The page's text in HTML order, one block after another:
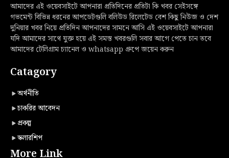
আমাদের এই ওয়েবসাইটে আপনারা প্রতিদিনের প্রতিটা কি খবর সেইসঙ্গে
গভমেন্ট বিভিন্ন ধরনের আপডেটগুলি বলিউড রিলেটেড বেশ কিছু নিউজ ও দেশ
দুনিয়ার খবর নিয়ে প্রতিদিন আপনাদের সামনে আসি এই ওয়েবসাইটে আপনারা
যদি আমাদের সাথে যুক্ত হয়ে এই সমস্ত খবরগুলি সবার আগে পেতে চান তবে
আমাদের টেলিগ্রাম চ্যানেল ও whatsapp গ্রুপে জয়েন করুন
Catagory
অর্থনীতি
চাকরির আবেদন
প্রকল্প
স্কলারশিপ
More Link